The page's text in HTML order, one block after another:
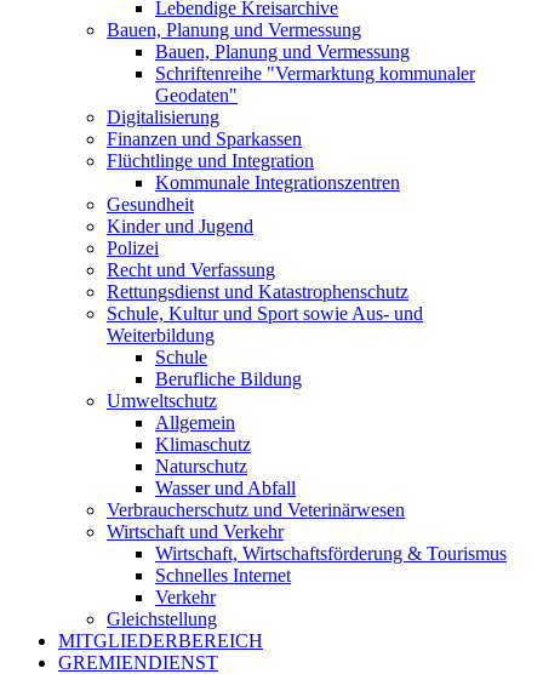
Lebendige Kreisarchive
Bauen, Planung und Vermessung
Bauen, Planung und Vermessung
Schriftenreihe "Vermarktung kommunaler
Geodaten"
Digitalisierung
Finanzen und Sparkassen
Flüchtlinge und Integration
Kommunale Integrationszentren
Gesundheit
Kinder und Jugend
Polizei
Recht und Verfassung
Rettungsdienst und Katastrophenschutz
Schule, Kultur und Sport sowie Aus- und
Weiterbildung
Schule
Berufliche Bildung
Umweltschutz
Allgemein
Klimaschutz
Naturschutz
Wasser und Abfall
Verbraucherschutz und Veterinärwesen
Wirtschaft und Verkehr
Wirtschaft, Wirtschaftsförderung & Tourismus
Schnelles Internet
Verkehr
Gleichstellung
MITGLIEDERBEREICH
GREMIENDIENST